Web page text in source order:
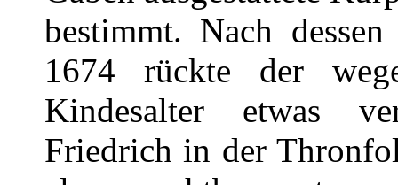
bestimmt. Nach
1674 rückte der
Kindesalter etwas
Friedrich in der